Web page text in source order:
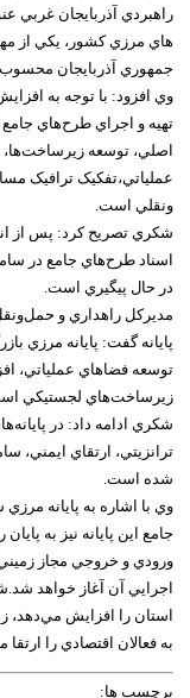
راهبردي آذربايجان‌ غربي
‌هاي مرزي کشور، يکي از
جمهوري آذربايجان
وي افزود: با توجه به
تهيه و اجراي طرح‌هاي
اصلي، توسعه
عملياتي،تفکيک ترافيک
ونقلي است.
شکري تصريح کرد: پس از
اسناد طرح‌هاي جامع در
در حال پيگيري است.
مديرکل راهداري و
پايانه گفت: پايانه مرزي
توسعه فضاهاي عملياتي،
زيرساخت‌هاي لجستيکي
شکري ادامه داد: در
ترانزيتي، ارتقاي ايمني،
شده است.
وي با اشاره به پايانه
جامع اين پايانه نيز به
ورودي و خروجي مجاز
اجرايي آن آغاز خواهد
استان را افزايش مي‌دهد،
به فعالان اقتصادي را
برچسب ها: